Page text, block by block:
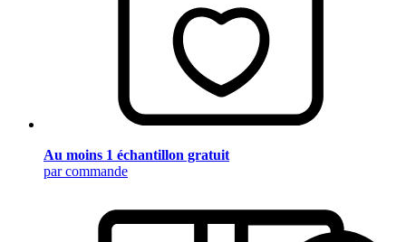
Au moins 1 échantillon gratuit
par commande